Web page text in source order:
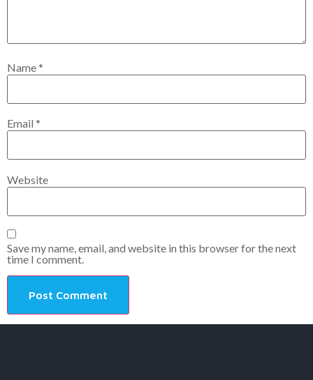
Name*
Email *
Website
Save my name, email, and website in this browser for the next
time I comment.